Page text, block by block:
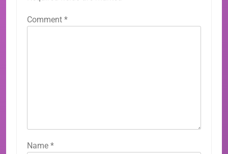
Comment *
Name *